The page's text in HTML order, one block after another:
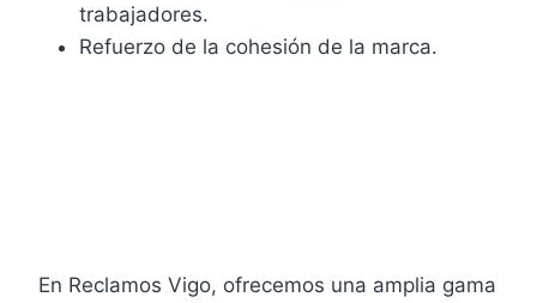
trabajadores.
Refuerzo de la cohesión de la marca.
En Reclamos Vigo, ofrecemos una amplia gama